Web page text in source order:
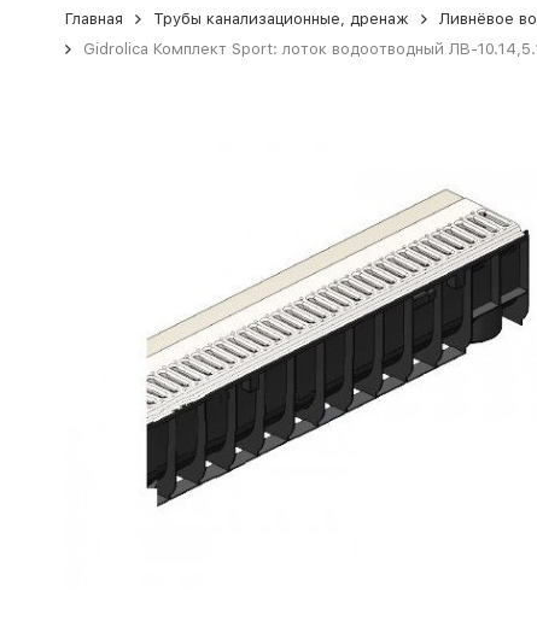
Главная Трубы канализационные, дренаж
Ливнёвое
Gidrolica Комплект Sport: лоток водоотводный ЛВ-